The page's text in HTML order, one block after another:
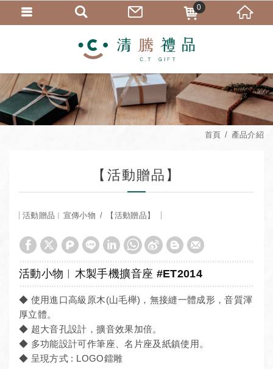
首頁 產品介紹
【活動贈品】
活動贈品︱宣傳小物 【活動贈品】
活動小物︱木製手機擴音座 #ET2014
◆ 使用進口高級原木(山毛櫸)，無接縫一體成形，音質渾
厚立體。
◆ 超大音孔設計，擴音效果加倍。
◆ 多功能設計可作筆座、名片座及紙鎮使用。
◆ 呈現方式 : LOGO鐳雕
0